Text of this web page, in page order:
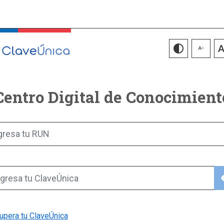
Digital de
tu RUN
tu ClaveÚnica
tu ClaveÚnica